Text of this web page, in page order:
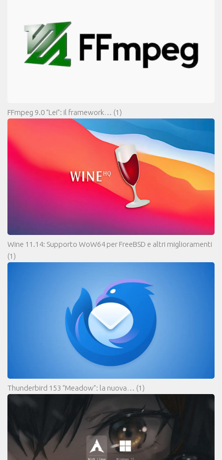
FFmpeg 9.0 “Lei”: il framework… (1)
Wine 11.14: Supporto WoW64 per FreeBSD e altri miglioramenti
(1)
Thunderbird 153 “Meadow”: la nuova… (1)